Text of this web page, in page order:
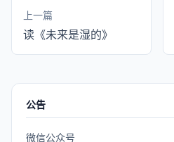
上一篇
读《未来是湿的》
公告
微信公众号